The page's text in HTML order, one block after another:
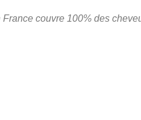
couvre 100% des